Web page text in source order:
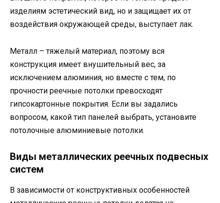
изделиям эстетический вид, но и защищает их от
воздействия окружающей среды, выступает лак.
Металл – тяжелый материал, поэтому вся
конструкция имеет внушительный вес, за
исключением алюминия, но вместе с тем, по
прочности реечные потолки превосходят
гипсокартонные покрытия. Если вы задались
вопросом, какой тип панелей выбрать, установите
потолочные алюминиевые потолки.
Виды металлических реечных подвесных
систем
В зависимости от конструктивных особенностей